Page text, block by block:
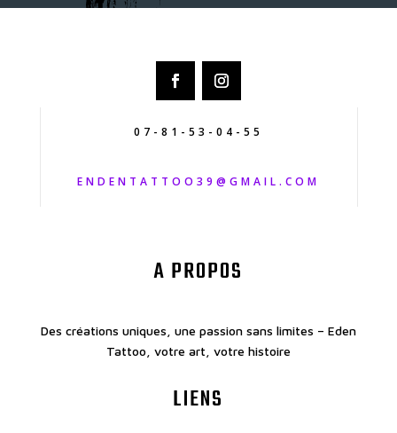
07-81-53-04-55
ENDENTATTOO39@GMAIL.COM
A PROPOS
Des créations uniques, une passion sans limites – Eden
Tattoo, votre art, votre histoire
LIENS